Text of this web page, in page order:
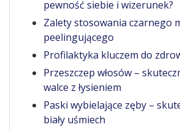
pewność siebie i wizerunek?
Zalety stosowania czarnego
peelingującego
Profilaktyka kluczem do
Przeszczep włosów –
walce z łysieniem
Paski wybielające zęby –
biały uśmiech